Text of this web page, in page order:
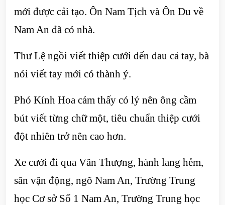
mới được cải tạo. Ôn Nam Tịch và Ôn Du về
Nam An đã có nhà.
Thư Lệ ngồi viết thiệp cưới đến đau cả tay, bà
nói viết tay mới có thành ý.
Phó Kính Hoa cảm thấy có lý nên ông cầm
bút viết từng chữ một, tiêu chuẩn thiệp cưới
đột nhiên trở nên cao hơn.
Xe cưới đi qua Vân Thượng, hành lang hẻm,
sân vận động, ngõ Nam An, Trường Trung
học Cơ sở Số 1 Nam An, Trường Trung học